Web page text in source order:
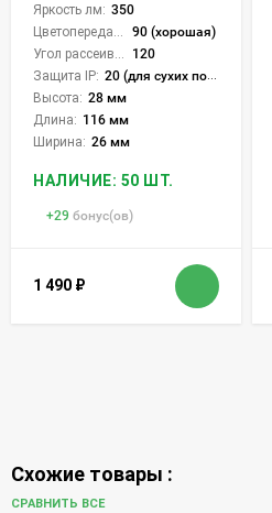
Яркость лм: 350
90 (хорошая)
120
Защита IP: 20 (для сухих пом.)
Высота: 28 мм
Длина: 116 мм
Ширина: 26 мм
НАЛИЧИЕ: 50 ШТ.
+29 бонус(ов)
1 490 ₽
Схожие товары :
СРАВНИТЬ ВСЕ